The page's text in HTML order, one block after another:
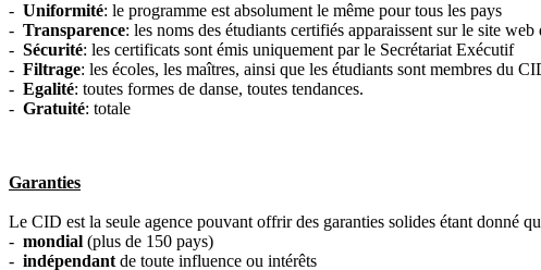
- Uniformité: le programme est absolument le même pour tous les pays
- Transparence: les noms des étudiants certifiés apparaissent sur le site web
- Sécurité: les certificats sont émis uniquement par le Secrétariat Exécutif
- Filtrage: les écoles, les maîtres, ainsi que les étudiants sont membres du
- Egalité: toutes formes de danse, toutes tendances.
- Gratuité: totale
Garanties
Le CID est la seule agence pouvant offrir des garanties solides étant donné
- mondial (plus de 150 pays)
- indépendant de toute influence ou intérêts